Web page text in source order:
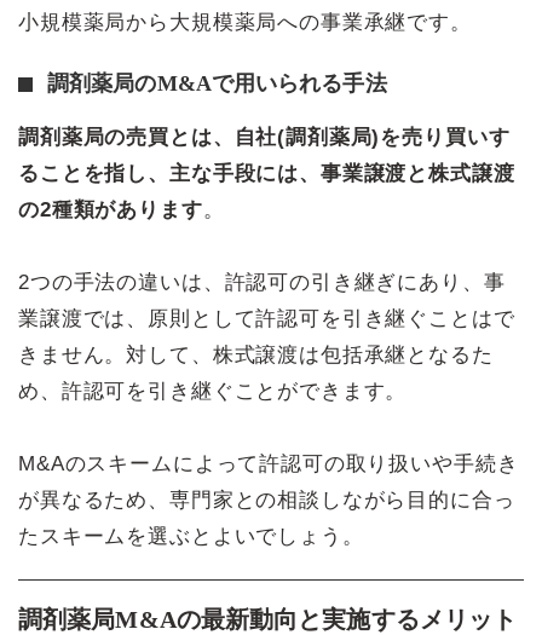
小規模薬局から大規模薬局への事業承継です。
調剤薬局のM&Aで用いられる手法
調剤薬局の売買とは、自社(調剤薬局)を売り買いす
ることを指し、主な手段には、事業譲渡と株式譲渡
の2種類があります。
2つの手法の違いは、許認可の引き継ぎにあり、事
業譲渡では、原則として許認可を引き継ぐことはで
きません。対して、株式譲渡は包括承継となるた
め、許認可を引き継ぐことができます。
M&Aのスキームによって許認可の取り扱いや手続き
が異なるため、専門家との相談しながら目的に合っ
たスキームを選ぶとよいでしょう。
調剤薬局M&Aの最新動向と実施するメリット